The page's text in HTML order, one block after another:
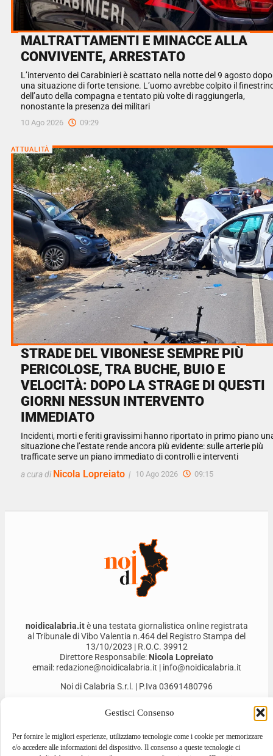
Gestisci Consenso
Per fornire le migliori esperienze, utilizziamo tecnologie come i cookie per memorizzare
e/o accedere alle informazioni del dispositivo. Il consenso a queste tecnologie ci
MALTRATTAMENTI E MINACCE ALLA
CONVIVENTE, ARRESTATO
L’intervento dei Carabinieri è scattato nella notte del 9 agosto dopo
una situazione di forte tensione. L’uomo avrebbe colpito il
dell’auto della compagna e tentato più volte di raggiungerla,
nonostante la presenza dei militari
10 Ago 2026 09:29
ATTUALITÀ
STRADE DEL VIBONESE SEMPRE PIÙ
PERICOLOSE, TRA BUCHE, BUIO E
VELOCITÀ: DOPO LA STRAGE DI QUESTI
GIORNI NESSUN INTERVENTO
IMMEDIATO
Incidenti, morti e feriti gravissimi hanno riportato in primo piano
situazione che l’estate rende ancora più evidente: sulle arterie più
trafficate serve un piano immediato di controlli e interventi
a cura di Nicola Lopreiato | 10 Ago 2026 09:15
noidicalabria.itè una testata giornalistica online registrata
al Tribunale di Vibo Valentia n.464 del Registro Stampa del
13/10/2023 | R.O.C. 39912
Direttore Responsabile: Nicola Lopreiato
email: redazione@noidicalabria.it | info@noidicalabria.it
Noi di Calabria S.r.l. | P.Iva 03691480796